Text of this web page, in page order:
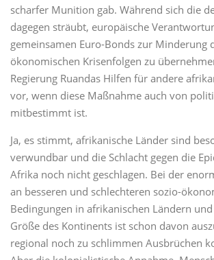
scharfer Munition gab. Während sich die
dagegen sträubt, europäische
gemeinsamen Euro-Bonds zur Minderung
ökonomischen Krisenfolgen zu
Regierung Ruandas Hilfen für andere
vor, wenn diese Maßnahme auch von
mitbestimmt ist.
Ja, es stimmt, afrikanische Länder sind
verwundbar und die Schlacht gegen die
Afrika noch nicht geschlagen. Bei der
an besseren und schlechteren sozio-
Bedingungen in afrikanischen Ländern
Größe des Kontinents ist schon davon
regional noch zu schlimmen Ausbrüchen